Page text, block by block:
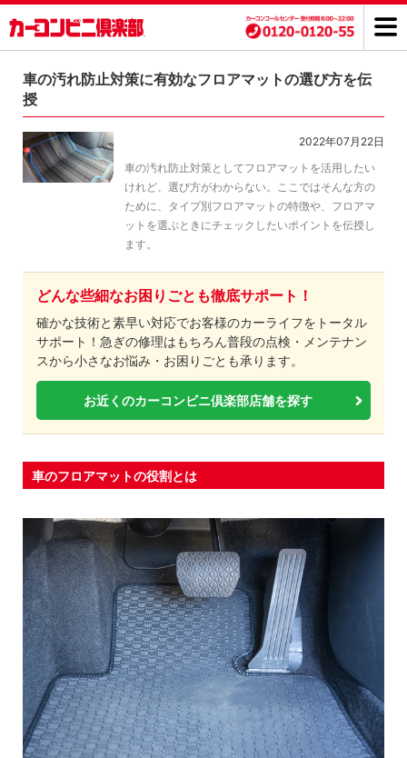
車の汚れ防止対策に有効なフロアマットの選び方を伝
授
2022年07月22日
車の汚れ防止対策としてフロアマットを活用したい
けれど、選び方がわからない。ここではそんな方の
ために、タイプ別フロアマットの特徴や、フロアマ
ットを選ぶときにチェックしたいポイントを伝授し
ます。
どんな些細なお困りごとも徹底サポート！
確かな技術と素早い対応でお客様のカーライフをトータル
サポート！急ぎの修理はもちろん普段の点検・メンテナン
スから小さなお悩み・お困りごとも承ります。
お近くのカーコンビニ倶楽部店舗を探す
車のフロアマットの役割とは